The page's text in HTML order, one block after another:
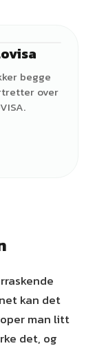
♂
begge
over
kan det
man litt
det, og